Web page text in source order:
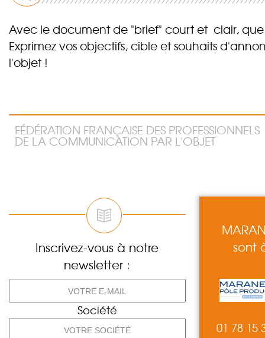
Avec le document de "brief" court et clair,
Exprimez vos objectifs, cible et souhaits
l'objet !
FÉDÉRATION FRANÇAISE DES PROFESSIONNELS
DE LA COMMUNICATION PAR L'OBJET
Inscrivez-vous à notre
newsletter :
Société
sont
01 78 15